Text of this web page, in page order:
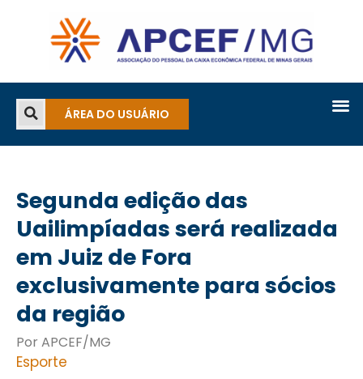
ÁREA DO USUÁRIO
Segunda edição das
Uailimpíadas será realizada
em Juiz de Fora
exclusivamente para sócios
da região
Por APCEF/MG
Esporte